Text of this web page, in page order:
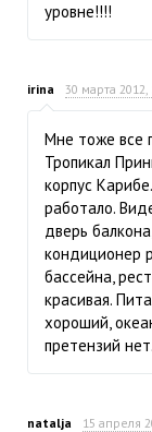
уровне!!!!
irina 30 марта 2012,
Мне тоже все
Тропикал
корпус
работало.
дверь
кондиционер
бассейна,
красивая.
хороший,
претензий нет.
natalja 15 апреля